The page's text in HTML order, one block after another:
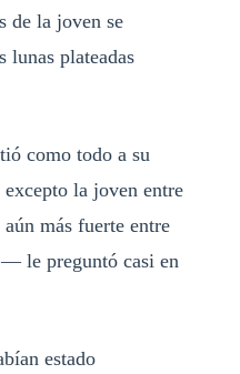
de la joven se
lunas plateadas
como todo a su
la joven entre
más fuerte entre
le preguntó casi en
estado